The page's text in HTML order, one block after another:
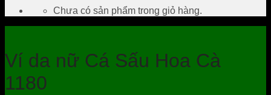
Chưa có sản phẩm trong giỏ hàng.
Ví da nữ Cá Sấu Hoa Cà
1180